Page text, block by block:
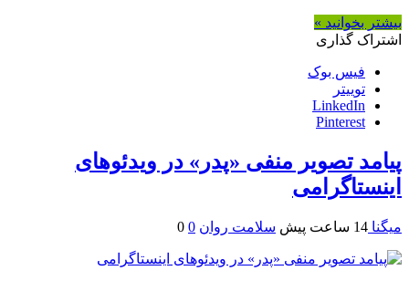
بیشتر بخوانید »
اشتراک گذاری
فیس بوک
توییتر
LinkedIn
Pinterest
پیامد تصویر منفی «پدر» در ویدئوهای
اینستاگرامی
میگنا 14 ساعت پیش سلامت روان 0
0